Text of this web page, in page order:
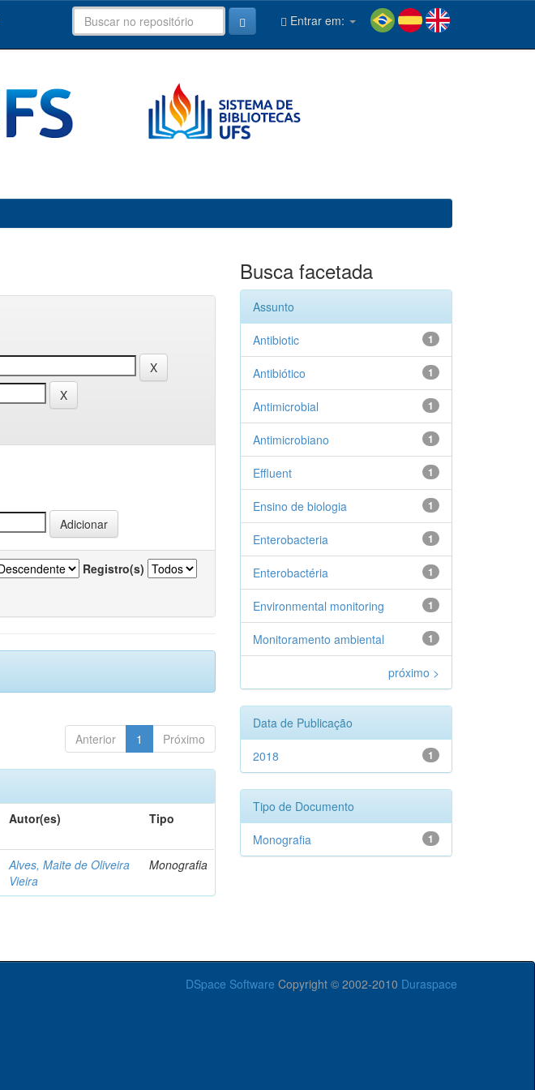
Entrar em:
Registro(s)
Anterior 1 Próximo
Autor(es) Tipo
Alves, Maite de Oliveira
Vieira
Monografia
Busca facetada
Assunto
1
Antibiotic
1
Antibiótico
1
Antimicrobial
1
Antimicrobiano
1
Effluent
1
Ensino de biologia
1
Enterobacteria
1
Enterobactéria
1
Environmental monitoring
1
Monitoramento ambiental
próximo >
Data de Publicação
1
2018
Tipo de Documento
1
Monografia
DSpace Software Copyright © 2002-2010 Duraspace